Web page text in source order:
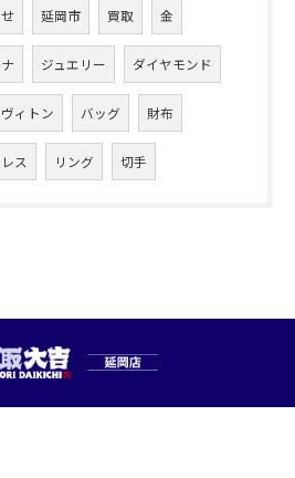
延岡市 買取 金
ジュエリー ダイヤモンド
ィトン バッグ 財布
ス リング 切手